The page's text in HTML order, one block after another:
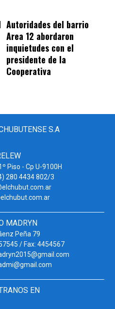
Autoridades del barrio
Area 12 abordaron
inquietudes con el
presidente de la
Cooperativa
S.A
Piso - Cp U-9100H
280 4434 802/3
MADRYN
Peña 79
/ Fax: 4454567
EN